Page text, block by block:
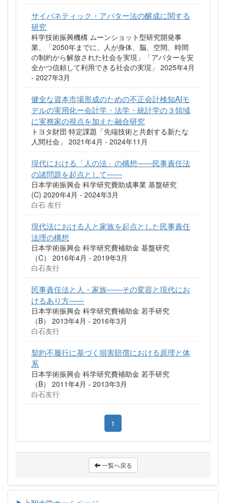
サイバネティック・アバター法の醸成に関する
研究
科学技術振興機構 ムーンショット型研究開発事
業、「2050年までに、人が身体、脳、空間、時間
の制約から解放された社会を実現」「アバターを安
全かつ信頼して利用できる社会の実現」 2025年4月
- 2027年3月
健全な資本市場形成のための不正会計検知AIモ
デルの実用化ー会計学・法学・統計学の３領域
に実務家の視点を加えた融合研究
トヨタ財団 特定課題「先端技術と共創する新たな
人間社会」 2021年4月 - 2024年11月
現代における「人の法」の構想――民事責任法
の諸問題を起点として――
日本学術振興会 科学研究費助成事業 基盤研究
(C) 2020年4月 - 2024年3月
白石 友行
現代法における人と家族を起点とした民事責任
法理の構想
日本学術振興会 科学研究費補助金 基盤研究
（C） 2016年4月 - 2019年3月
白石友行
民事責任法と人・家族――その変容と現代にお
けるあり方――
日本学術振興会 科学研究費補助金 若手研究
（B） 2013年4月 - 2016年3月
白石友行
契約不履行に基づく損害賠償における原理と体
系
日本学術振興会 科学研究費補助金 若手研究
（B） 2011年4月 - 2013年3月
白石友行
1
一覧へ戻る